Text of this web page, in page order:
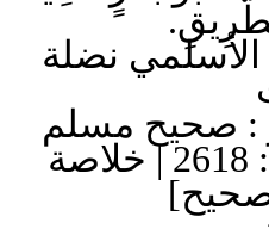
الأسلمي نضلة
: صحيح مسلم
الصفحة أو الرقم: 2618 | خلاصة